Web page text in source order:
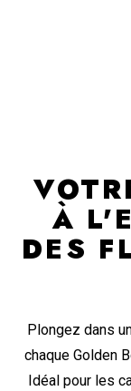
À
DES
Plongez dans
chaque Golden
Idéal pour les